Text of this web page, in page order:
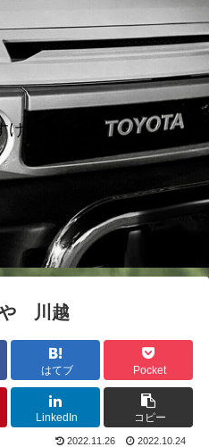
けノート
川越
はてブ Pocket
LinkedIn コピー
2022.11.26 2022.10.24